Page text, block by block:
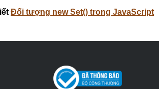
Đối tượng new Set() trong JavaScript